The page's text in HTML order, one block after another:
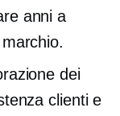
anni a
dei
clienti e